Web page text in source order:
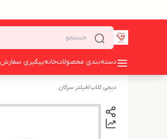
دسته‌بندی محصولاتخانهپیگیری سفارش
دیجی کلاب/فیلتر سرکان